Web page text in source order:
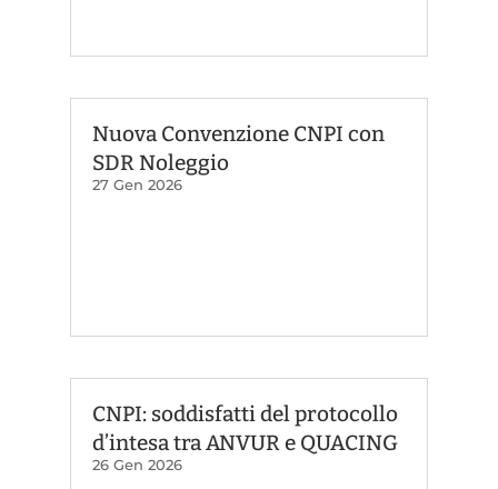
Nuova Convenzione CNPI con
SDR Noleggio
27 Gen 2026
CNPI: soddisfatti del protocollo
d’intesa tra ANVUR e QUACING
26 Gen 2026